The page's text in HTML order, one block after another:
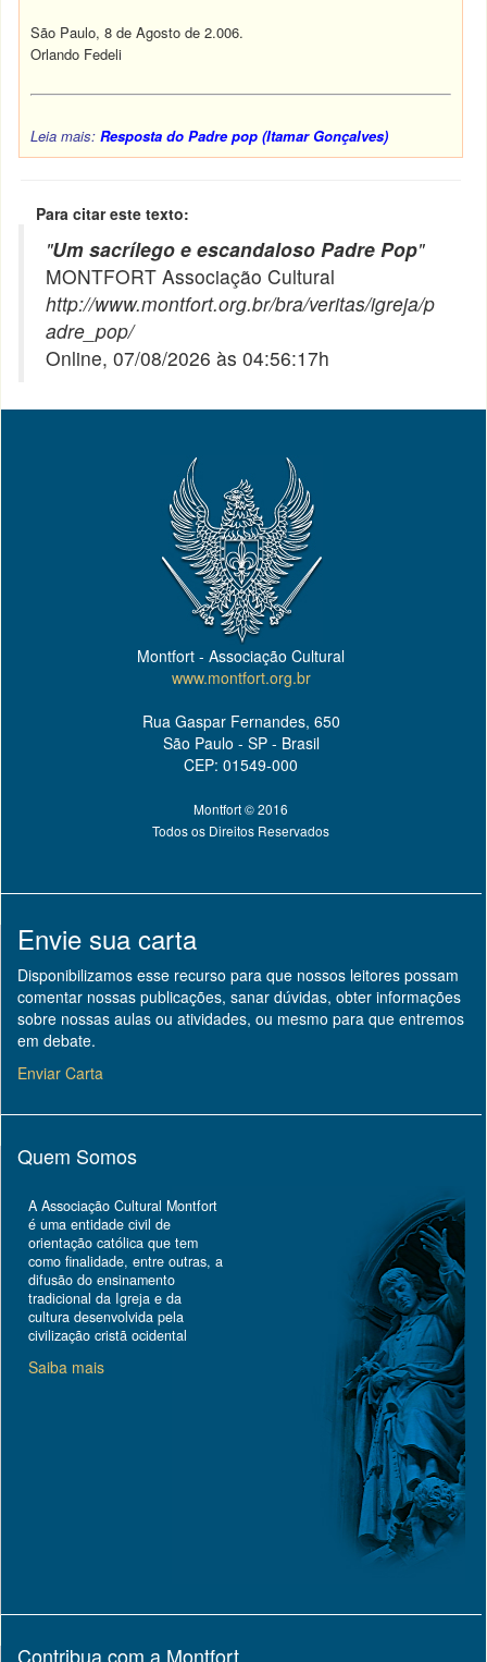
São Paulo, 8 de Agosto de 2.006.
Orlando Fedeli
Leia mais: Resposta do Padre pop (Itamar Gonçalves)
Para citar este texto:
"Um sacrílego e escandaloso Padre Pop"
MONTFORT Associação Cultural
http://www.montfort.org.br/bra/veritas/igreja/p
adre_pop/
Online, 07/08/2026 às 04:56:17h
Montfort - Associação Cultural
www.montfort.org.br
Rua Gaspar Fernandes, 650
São Paulo - SP - Brasil
CEP: 01549-000
Montfort © 2016
Todos os Direitos Reservados
Envie sua carta
Disponibilizamos esse recurso para que nossos leitores possam
comentar nossas publicações, sanar dúvidas, obter informações
sobre nossas aulas ou atividades, ou mesmo para que entremos
em debate.
Enviar Carta
Quem Somos
A Associação Cultural Montfort
é uma entidade civil de
orientação católica que tem
como finalidade, entre outras, a
difusão do ensinamento
tradicional da Igreja e da
cultura desenvolvida pela
civilização cristã ocidental
Saiba mais
Contribua com a Montfort